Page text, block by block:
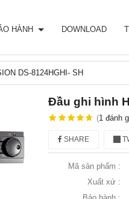
HÀNH DOWNLOAD
DS-8124HGHI- SH
Đầu ghi hình
(1 đánh
SHARE
Mã sản phẩm :
Xuất xứ :